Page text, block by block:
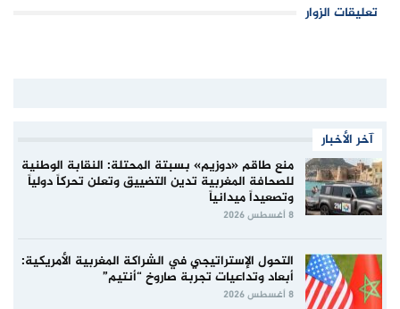
تعليقات الزوار
آخر الأخبار
منع طاقم «دوزيم» بسبتة المحتلة: النقابة الوطنية
للصحافة المغربية تدين التضييق وتعلن تحركاً دولياً
وتصعيداً ميدانياً
8 أغسطس 2026
التحول الإستراتيجي في الشراكة المغربية الأمريكية:
أبعاد وتداعيات تجربة صاروخ “أنتيم”
8 أغسطس 2026